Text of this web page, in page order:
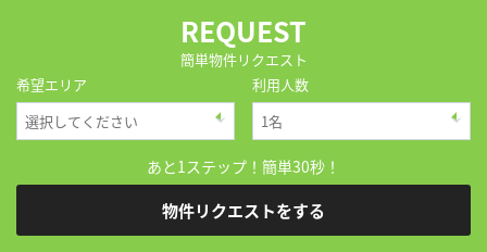
REQUEST
簡単物件リクエスト
希望エリア
利用人数
あと1ステップ！簡単30秒！
物件リクエストをする